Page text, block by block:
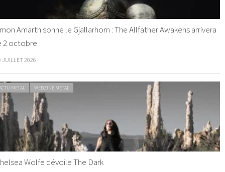
Amarth sonne le Gjallarhorn : The Allfather Awakens arrivera
2 octobre
JUILLET 2026
METAL WEBZINE METAL
Wolfe dévoile The Dark